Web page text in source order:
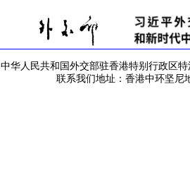
中华人民共和国外交部驻香港特别行政区特
联系我们地址：香港中环坚尼